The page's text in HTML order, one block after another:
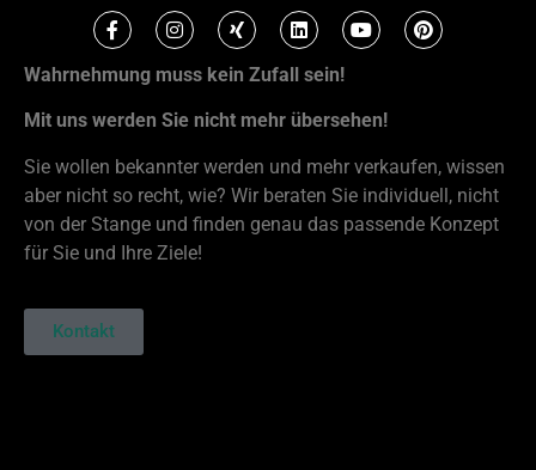
Wahrnehmung muss kein Zufall sein!
Mit uns werden Sie nicht mehr übersehen!
Sie wollen bekannter werden und mehr verkaufen, wissen
aber nicht so recht, wie? Wir beraten Sie individuell, nicht
von der Stange und finden genau das passende Konzept
für Sie und Ihre Ziele!
Kontakt